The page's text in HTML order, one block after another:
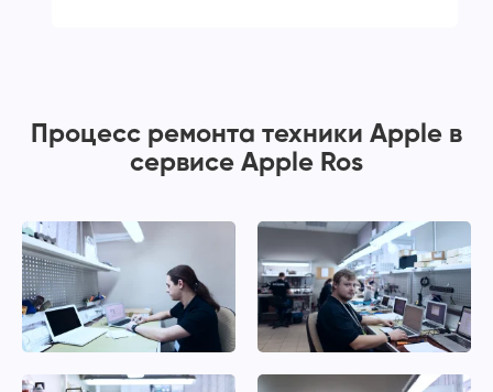
Процесс ремонта техники Apple в
сервисе Apple Ros